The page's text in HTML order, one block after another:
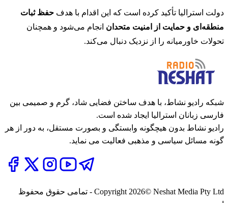
دولت استرالیا تأکید کرده است که این اقدام با هدف حفظ ثبات
منطقه‌ای و حمایت از امنیت متحدان انجام می‌شود و همچنان
تحولات خاورمیانه را از نزدیک دنبال می‌کند.
شبکه رادیو نشاط، با هدف ساختن فضایی شاد، گرم و صمیمی بین
فارسی زبانان استرالیا ایجاد شده است.
رادیو نشاط بدون هیچگونه وابستگی و بصورت مستقل، به دور از هر
گونه مسائل سیاسی و مذهبی فعالیت می نماید.
Copyright 2026
© Neshat Media Pty Ltd - تمامی حقوق محفوظ